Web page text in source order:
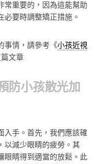
常重要的，因為這能幫助
要時調整矯正措施。
事情，請參考《小孩近視
文章
防小孩散光加
入手。首先，我們應該確
以減少眼睛的疲勞。其
眼睛得到適當的放鬆。此